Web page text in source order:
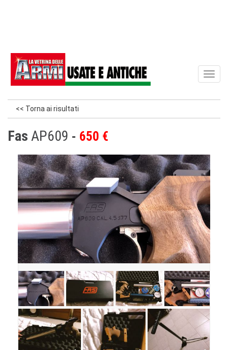
<< Torna ai risultati
Fas AP609 650 €